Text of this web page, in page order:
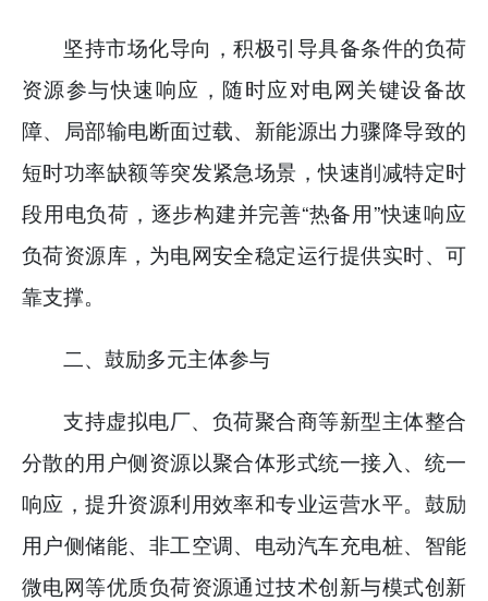
坚持市场化导向，积极引导具备条件的负荷
资源参与快速响应，随时应对电网关键设备故
障、局部输电断面过载、新能源出力骤降导致的
短时功率缺额等突发紧急场景，快速削减特定时
段用电负荷，逐步构建并完善“热备用”快速响应
负荷资源库，为电网安全稳定运行提供实时、可
靠支撑。
二、鼓励多元主体参与
支持虚拟电厂、负荷聚合商等新型主体整合
分散的用户侧资源以聚合体形式统一接入、统一
响应，提升资源利用效率和专业运营水平。鼓励
用户侧储能、非工空调、电动汽车充电桩、智能
微电网等优质负荷资源通过技术创新与模式创新